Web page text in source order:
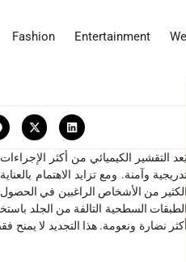
Fashion Entertainment
التقشير الكيميائي من أكثر
وآمنة. ومع تزايد الاهتمام
الكثير من الأشخاص الراغبين في الحصول
الطبقات السطحية التالفة من الجلد
أكثر نضارة ونعومة. هذا التجديد لا